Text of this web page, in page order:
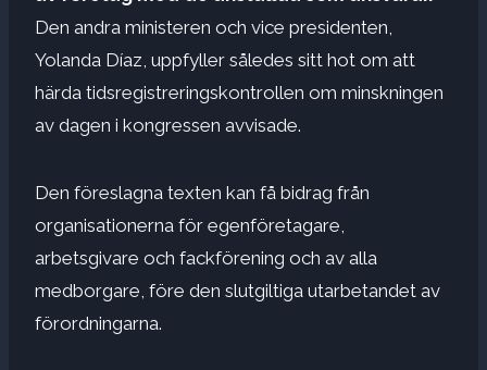
Den andra ministeren och vice presidenten,
Yolanda Díaz, uppfyller således sitt hot om att
härda tidsregistreringskontrollen om minskningen
av dagen i kongressen avvisade.
Den föreslagna texten kan få bidrag från
organisationerna för egenföretagare,
arbetsgivare och fackförening och av alla
medborgare, före den slutgiltiga utarbetandet av
förordningarna.